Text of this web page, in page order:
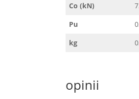
Co (kN)
Pu
kg
opinii